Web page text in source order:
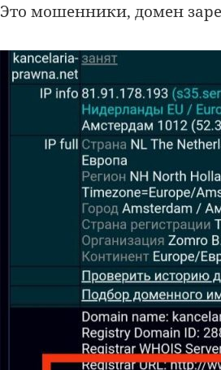
Это мошенники, домен